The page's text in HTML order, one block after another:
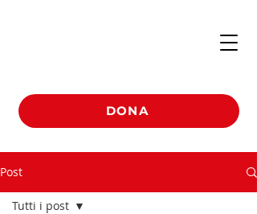
DONA
Post
Tutti i post